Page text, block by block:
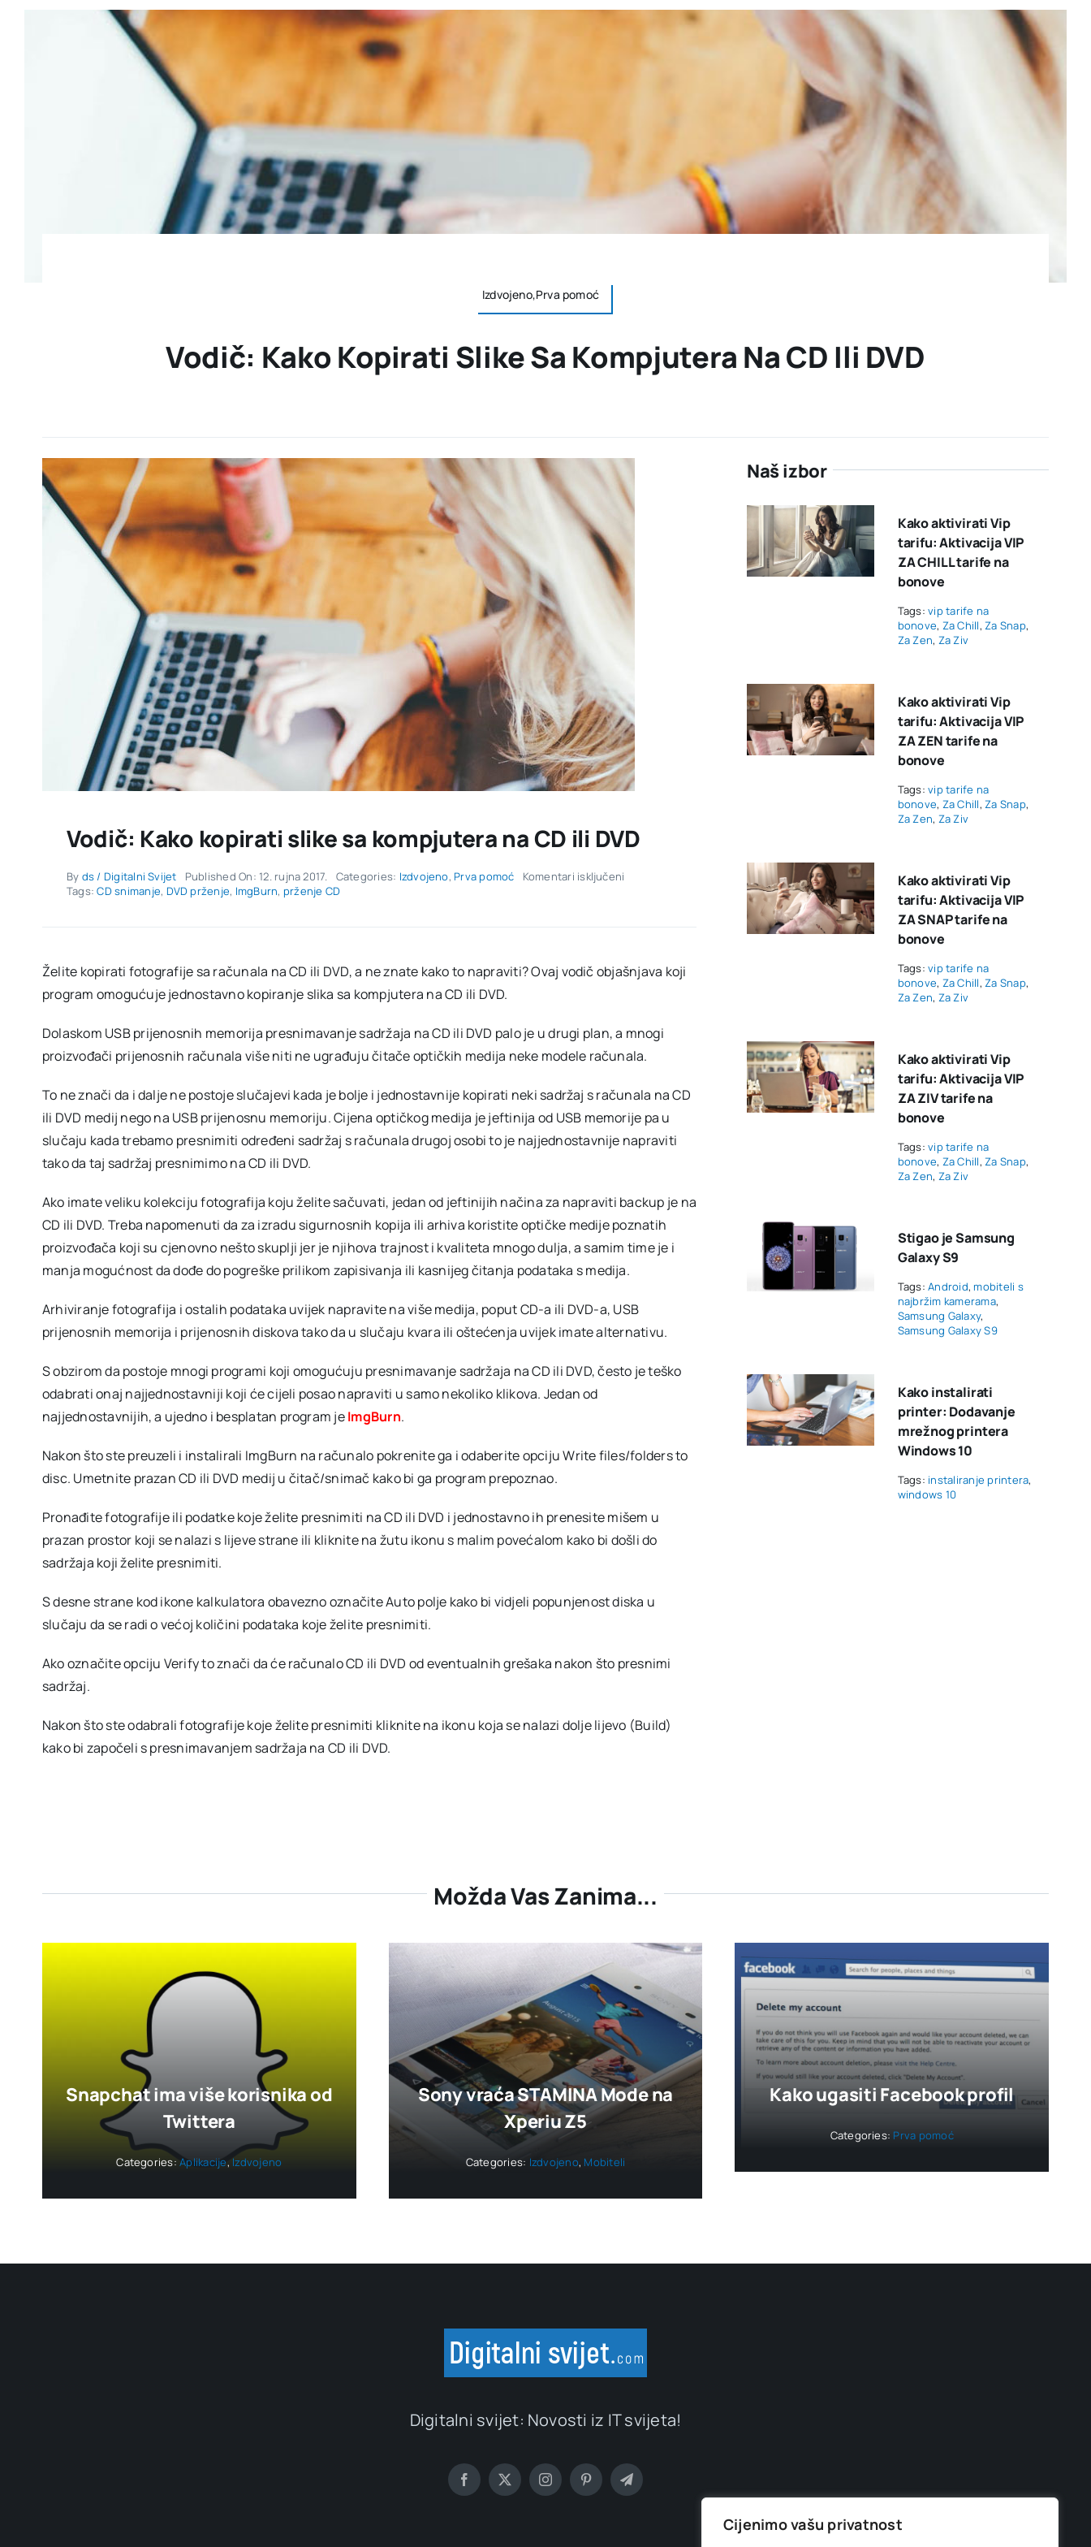
Cijenimo vašu privatnost
Izdvojeno,Prva pomoć
Vodič: Kako Kopirati Slike Sa Kompjutera Na CD Ili DVD
Vodič: Kako kopirati slike sa kompjutera na CD ili DVD
By ds / Digitalni Svijet Published On: 12. rujna 2017. Categories: Izdvojeno,Prva pomoć Komentari isključeni
kompjutera
na
Tags:CD snimanje, DVD prženje, ImgBurn, prženje CD
Želite kopirati fotografije sa računala na CD ili DVD, a ne znate kako to napraviti? Ovaj vodič objašnjava koji
program omogućuje jednostavno kopiranje slika sa kompjutera na CD ili DVD.
Dolaskom USB prijenosnih memorija presnimavanje sadržaja na CD ili DVD palo je u drugi plan, a mnogi
proizvođači prijenosnih računala više niti ne ugrađuju čitače optičkih medija neke modele računala.
To ne znači da i dalje ne postoje slučajevi kada je bolje i jednostavnije kopirati neki sadržaj s računala na CD
ili DVD medij nego na USB prijenosnu memoriju. Cijena optičkog medija je jeftinija od USB memorije pa u
slučaju kada trebamo presnimiti određeni sadržaj s računala drugoj osobi to je najjednostavnije napraviti
tako da taj sadržaj presnimimo na CD ili DVD.
Ako imate veliku kolekciju fotografija koju želite sačuvati, jedan od jeftinijih načina za napraviti backup je na
CD ili DVD. Treba napomenuti da za izradu sigurnosnih kopija ili arhiva koristite optičke medije poznatih
proizvođača koji su cjenovno nešto skuplji jer je njihova trajnost i kvaliteta mnogo dulja, a samim time je i
manja mogućnost da dođe do pogreške prilikom zapisivanja ili kasnijeg čitanja podataka s medija.
Arhiviranje fotografija i ostalih podataka uvijek napravite na više medija, poput CD-a ili DVD-a, USB
prijenosnih memorija i prijenosnih diskova tako da u slučaju kvara ili oštećenja uvijek imate alternativu.
S obzirom da postoje mnogi programi koji omogućuju presnimavanje sadržaja na CD ili DVD, često je teško
odabrati onaj najjednostavniji koji će cijeli posao napraviti u samo nekoliko klikova. Jedan od
najjednostavnijih, a ujedno i besplatan program jeImgBurn.
Nakon što ste preuzeli i instalirali ImgBurn na računalo pokrenite ga i odaberite opciju Write files/folders to
disc. Umetnite prazan CD ili DVD medij u čitač/snimač kako bi ga program prepoznao.
Pronađite fotografije ili podatke koje želite presnimiti na CD ili DVD i jednostavno ih prenesite mišem u
prazan prostor koji se nalazi s lijeve strane ili kliknite na žutu ikonu s malim povećalom kako bi došli do
sadržaja koji želite presnimiti.
S desne strane kod ikone kalkulatora obavezno označite Auto polje kako bi vidjeli popunjenost diska u
slučaju da se radi o većoj količini podataka koje želite presnimiti.
Ako označite opciju Verify to znači da će računalo CD ili DVD od eventualnih grešaka nakon što presnimi
sadržaj.
Nakon što ste odabrali fotografije koje želite presnimiti kliknite na ikonu koja se nalazi dolje lijevo (Build)
kako bi započeli s presnimavanjem sadržaja na CD ili DVD.
Naš izbor
Kako aktivirati Vip
tarifu: Aktivacija VIP
ZA CHILL tarife na
bonove
Tags:vip tarife na
bonove, Za Chill,Za Snap,
Za Zen, Za Ziv
Kako aktivirati Vip
tarifu: Aktivacija VIP
ZA ZEN tarife na
bonove
Tags:vip tarife na
bonove, Za Chill,Za Snap,
Za Zen, Za Ziv
Kako aktivirati Vip
tarifu: Aktivacija VIP
ZA SNAP tarife na
bonove
Tags:vip tarife na
bonove, Za Chill,Za Snap,
Za Zen, Za Ziv
Kako aktivirati Vip
tarifu: Aktivacija VIP
ZA ZIV tarife na
bonove
Tags:vip tarife na
bonove, Za Chill,Za Snap,
Za Zen, Za Ziv
Stigao je Samsung
Galaxy S9
Tags:Android,mobiteli s
najbržim kamerama,
Samsung Galaxy,
Samsung Galaxy S9
Kako instalirati
printer: Dodavanje
mrežnog printera
Windows 10
Tags: instaliranje printera,
windows 10
Možda Vas Zanima...
Snapchat ima više korisnika od
Twittera
Categories:Aplikacije, Izdvojeno
Sony vraća STAMINA Mode na
Xperiu Z5
Categories: Izdvojeno, Mobiteli
Kako ugasiti Facebook profil
Categories: Prva pomoć
Digitalni svijet: Novosti iz IT svijeta!